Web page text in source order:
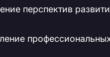
перспектив